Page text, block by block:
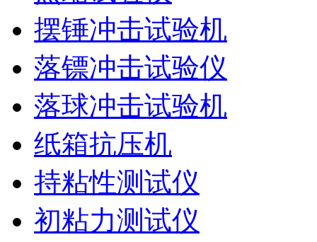
摆锤冲击试验机
落镖冲击试验仪
落球冲击试验机
纸箱抗压机
持粘性测试仪
初粘力测试仪